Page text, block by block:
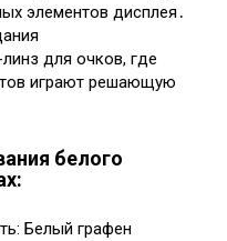
элементов дисплея․
для очков, где
играют решающую
белого
Белый графен